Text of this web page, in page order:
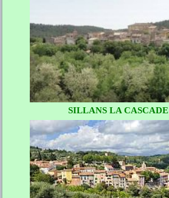
SILLANS LA CASCADE